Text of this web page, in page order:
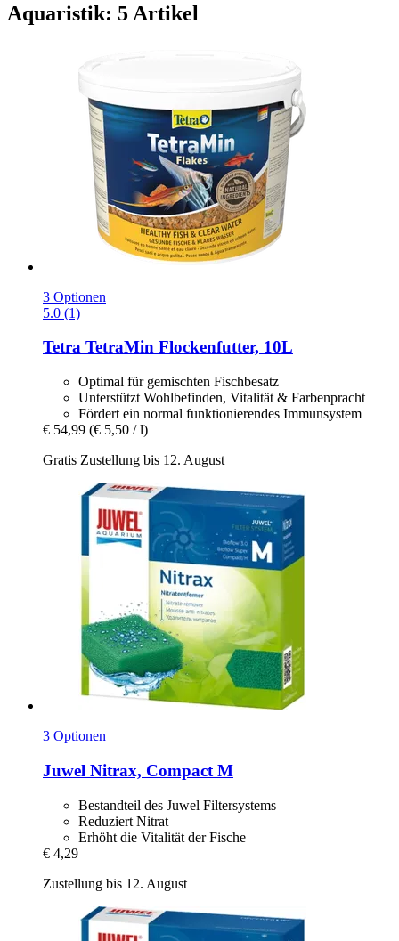
Aquaristik: 5 Artikel
3 Optionen
5.0 (1)
Tetra TetraMin Flockenfutter, 10L
Optimal für gemischten Fischbesatz
Unterstützt Wohlbefinden, Vitalität & Farbenpracht
Fördert ein normal funktionierendes Immunsystem
€ 54,99 (€ 5,50 / l)
Gratis Zustellung bis 12. August
3 Optionen
Juwel Nitrax, Compact M
Bestandteil des Juwel Filtersystems
Reduziert Nitrat
Erhöht die Vitalität der Fische
€ 4,29
Zustellung bis 12. August